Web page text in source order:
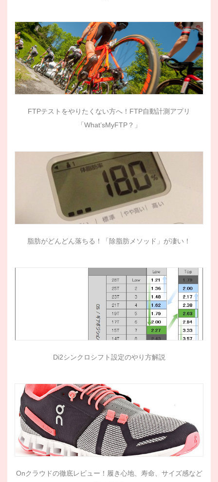
FTPテストをやりたくない方へ！FTP自動計測アプリ
「What’sMyFTP？」
脂肪がどんどん落ちる！「除脂肪メソッド」が凄い！
Di2シンクロシフト設定のやり方解説
Onクラウドの徹底レビュー！履き心地、寿命、サイズ感など